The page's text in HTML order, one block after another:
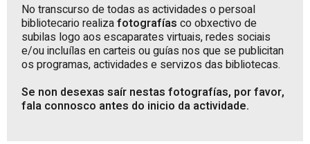
No transcurso de todas as actividades o persoal
bibliotecario realizafotografías co obxectivo de
subilas logo aos escaparates virtuais, redes sociais
e/ou incluílas en carteis ou guías nos que se publicitan
os programas, actividades e servizos das bibliotecas.
Se non desexas saír nestas fotografías, por favor,
fala connosco antes do inicio da actividade.